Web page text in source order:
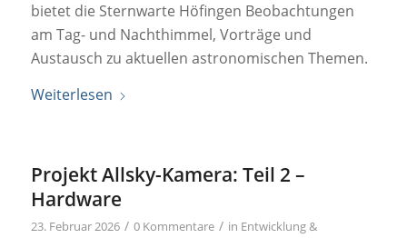
bietet die Sternwarte Höfingen Beobachtungen
am Tag- und Nachthimmel, Vorträge und
Austausch zu aktuellen astronomischen Themen.
Weiterlesen
Projekt Allsky-Kamera: Teil 2 –
Hardware
23. Februar 2026 / 0 Kommentare / in Entwicklung &